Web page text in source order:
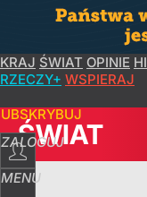
KRAJ ŚWIAT OPINIE
RZECZY+ WSPIERAJ
ZALOGUJ
MENU
ŚWIAT